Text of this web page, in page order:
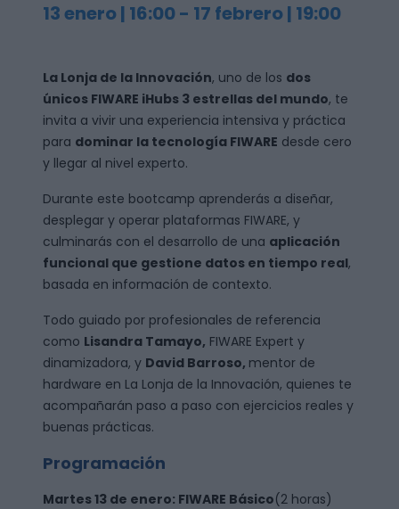
13 enero | 16:00- 17 febrero | 19:00
La Lonja de la Innovación, uno de los dos
únicos FIWARE iHubs 3 estrellas del mundo, te
invita a vivir una experiencia intensiva y práctica
para dominar la tecnología FIWARE desde cero
y llegar al nivel experto.
Durante este bootcamp aprenderás a diseñar,
desplegar y operar plataformas FIWARE, y
culminarás con el desarrollo de una aplicación
funcional que gestione datos en tiempo real,
basada en información de contexto.
Todo guiado por profesionales de referencia
como Lisandra Tamayo, FIWARE Expert y
dinamizadora, y David Barroso, mentor de
hardware en La Lonja de la Innovación, quienes te
acompañarán paso a paso con ejercicios reales y
buenas prácticas.
Programación
Martes 13 de enero: FIWARE Básico(2 horas)